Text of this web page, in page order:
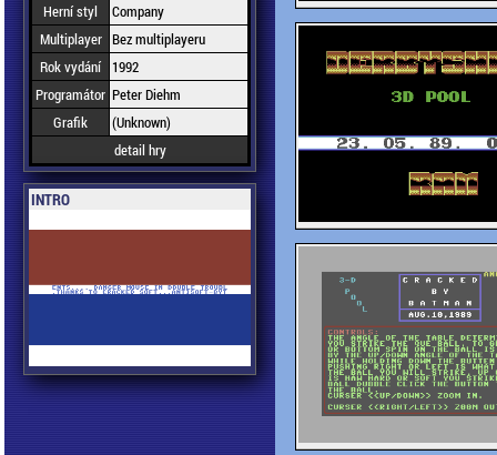
Herní styl
Company
Multiplayer Bez multiplayeru
Rok vydání
1992
Programátor Peter Diehm
Grafik
(Unknown)
detail hry
INTRO